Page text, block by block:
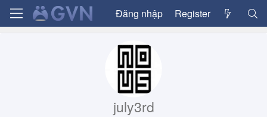
Đăng nhập Register
july3rd